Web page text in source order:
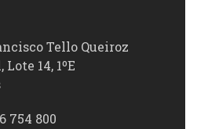
Tello Queiroz
14, 1ºE
754 800